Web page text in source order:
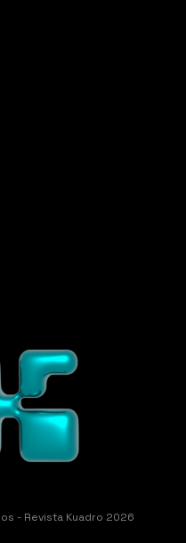
- Revista Kuadro 2026